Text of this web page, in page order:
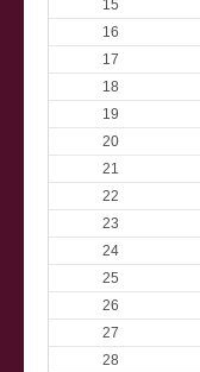
15
16
17
18
19
20
21
22
23
24
25
26
27
28